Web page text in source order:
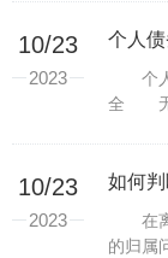
正、公
10/23
2023
个人
全 无
合理使
10/23
2023
在离
的归属